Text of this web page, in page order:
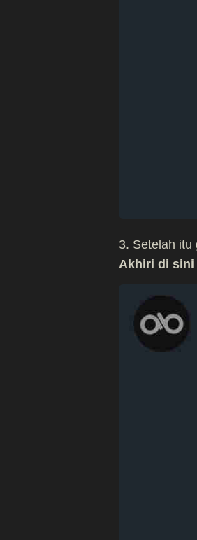
3. Setelah itu
Akhiri di sini